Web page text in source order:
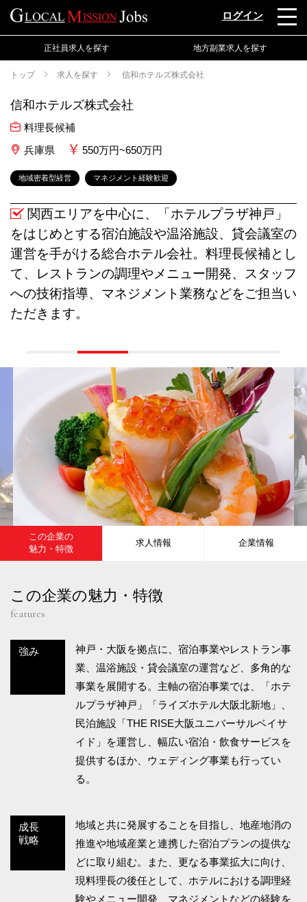
ログイン
正社員求人を探す 地方副業求人を探す
トップ 求人を探す 信和ホテルズ株式会社
信和ホテルズ株式会社
料理長候補
兵庫県
550万円~650万円
地域密着型経営 マネジメント経験歓迎
関西エリアを中心に、「ホテルプラザ神戸」
をはじめとする宿泊施設や温浴施設、貸会議室の
運営を手がける総合ホテル会社。料理長候補とし
て、レストランの調理やメニュー開発、スタッフ
への技術指導、マネジメント業務などをご担当い
ただきます。
この企業の
魅力・特徴
求人情報 企業情報
この企業の魅力・特徴
features
強み
神戸・大阪を拠点に、宿泊事業やレストラン事
業、温浴施設・貸会議室の運営など、多角的な
事業を展開する。主軸の宿泊事業では、「ホテ
ルプラザ神戸」「ライズホテル大阪北新地」、
民泊施設「THE RISE大阪ユニバーサルベイサ
イド」を運営し、幅広い宿泊・飲食サービスを
提供するほか、ウェディング事業も行ってい
る。
成長
戦略
地域と共に発展することを目指し、地産地消の
推進や地域産業と連携した宿泊プランの提供な
どに取り組む。また、更なる事業拡大に向け、
現料理長の後任として、ホテルにおける調理経
験やメニュー開発、マネジメントなどの経験を